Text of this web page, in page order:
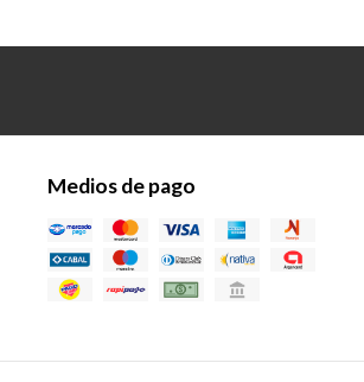
Medios de pago